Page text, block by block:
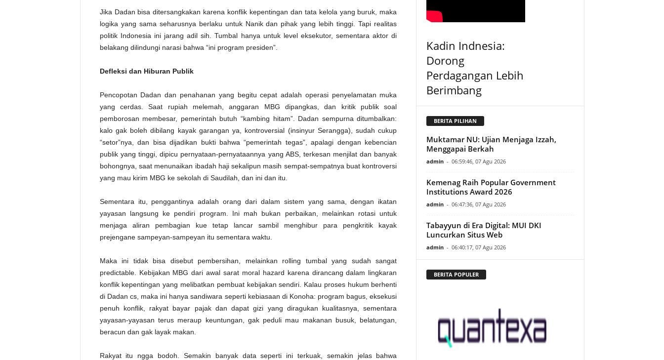
Jika Dadan bisa ditersangkakan karena konflik kepentingan dan tata kelola yang buruk, maka
logika yang sama seharusnya berlaku untuk Nanik dan pihak yang lebih tinggi. Tapi realitas
politik Indonesia ini jarang adil sih. Tumbal hanya untuk level eksekutor, sementara aktor di
belakang dilindungi narasi bahwa “ini program presiden”.
Defleksi dan Hiburan Publik
Pencopotan Dadan dan penahanan yang begitu cepat adalah operasi penyelamatan muka
yang cerdas. Saat rupiah melemah, anggaran MBG dipangkas, dan kritik publik soal
pemborosan membesar, pemerintah butuh “kambing hitam”. Dadan sempurna ditumbalkan:
kalo gak boleh dibilang kayak garangan ya, kontroversial (insinyur Serangga), sudah cukup
“setor”nya, dan bisa dijadikan bukti bahwa “pemerintah tegas”, apalagi dengan kebencian
publik yang tinggi, dipicu pernyataan-pernyataannya yang ABS, terkesan menjilat dan banyak
bohongnya, saat menunaikan ibadah haji sekalipun masih sempat-sempatnya buat kontroversi
yang mau kirim MBG ke sekolah di Saudilah, dan ini dan itu.
Sementara itu, penggantinya adalah orang dari dalam sistem yang sama, dengan ikatan
yayasan langsung ke pendiri program. Ini mah bukan perbaikan, melainkan rotasi untuk
menjaga aliran pembagian kue tetap lancar sambil menghibur para pengkritik kayak
prejengane sampeyan-sampeyan itu sementara waktu.
Maka ini tidak bisa disebut pembersihan, melainkan rolling tumbal yang sudah sangat
predictable. Kebijakan MBG dari awal sarat moral hazard karena dirancang dalam lingkaran
konflik kepentingan yang melibatkan pembuat kebijakan sendiri. Kalau proses hukum berhenti
di Dadan cs, maka ini hanya sandiwara seperti kebiasaan di Konoha: program bagus, eksekusi
penuh konflik, rakyat bayar pajak dan dapat gizi yang diragukan kualitasnya, sementara
yayasan-yayasan terus meraup keuntungan, gak peduli mau makanan busuk, belatungan,
beracun dan gak layak makan.
Rakyat itu ngga bodoh. Semakin banyak data seperti ini terkuak, semakin jelas bahwa
Kadin Indnesia:
Dorong
Perdagangan Lebih
Berimbang
BERITA PILIHAN
Muktamar NU: Ujian Menjaga Izzah,
Menggapai Berkah
admin - 06:59:46, 07 Agu 2026
Kemenag Raih Popular Government
Institutions Award 2026
admin - 06:47:36, 07 Agu 2026
Tabayyun di Era Digital: MUI DKI
Luncurkan Situs Web
admin - 06:40:17, 07 Agu 2026
BERITA POPULER